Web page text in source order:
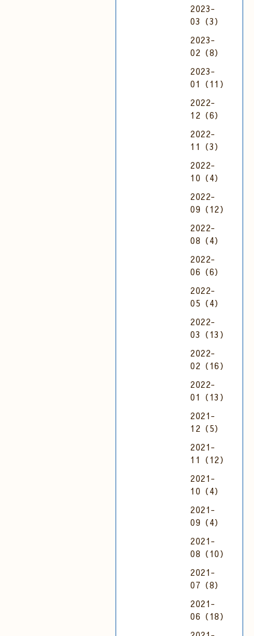
2023-
03（3）
2023-
02（8）
2023-
01（11）
2022-
12（6）
2022-
11（3）
2022-
10（4）
2022-
09（12）
2022-
08（4）
2022-
06（6）
2022-
05（4）
2022-
03（13）
2022-
02（16）
2022-
01（13）
2021-
12（5）
2021-
11（12）
2021-
10（4）
2021-
09（4）
2021-
08（10）
2021-
07（8）
2021-
06（18）